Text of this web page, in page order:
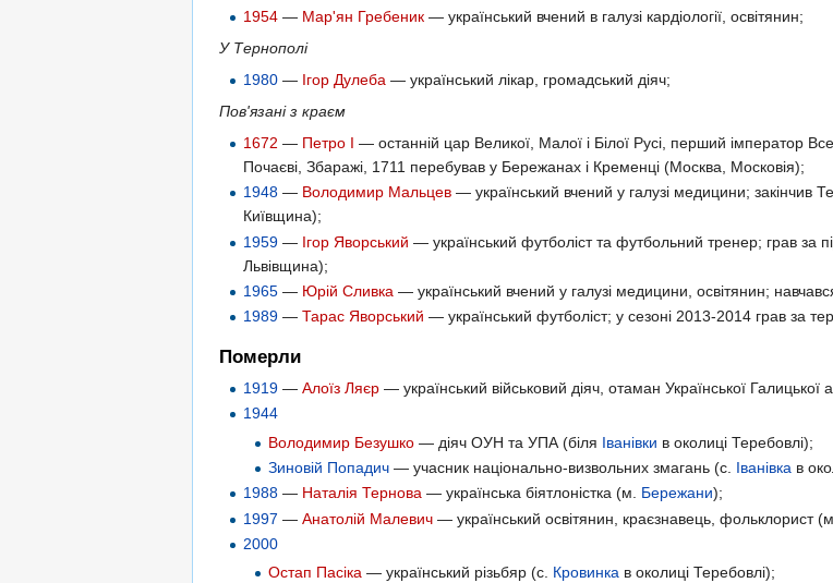
1954 — Мар'ян Гребеник — український вчений в галузі кардіології, освітянин;
У Тернополі
1980 — Ігор Дулеба — український лікар, громадський діяч;
Пов'язані з краєм
1672 — Петро I — останній цар Великої, Малої і Білої Русі, перший імператор
Почаєві, Збаражі, 1711 перебував у Бережанах і Кременці (Москва, Московія);
1948 — Володимир Мальцев — український вчений у галузі медицини; закінчив
Київщина);
1959 — Ігор Яворський — український футболіст та футбольний тренер; грав за
Львівщина);
1965 — Юрій Сливка — український вчений у галузі медицини, освітянин;
1989 —Тарас Яворський — український футболіст; у сезоні 2013-2014 грав за
Померли
1919 —Алоїз Ляєр — український військовий діяч, отаман Української Галицької
1944
Володимир Безушко— діяч ОУН та УПА (біля Іванівки в околиці Теребовлі);
Зиновій Попадич— учасник національно-визвольних змагань (с. Іванівка в
1988 — Наталія Тернова — українська біятлоністка (м. Бережани);
1997 —Анатолій Малевич — український освітянин, краєзнавець, фольклорист
2000
Остап Пасіка— український різьбяр (с. Кровинкав околиці Теребовлі);